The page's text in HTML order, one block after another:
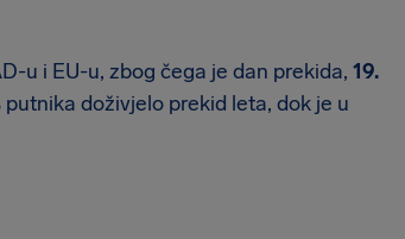
u i EU-u, zbog čega je dan prekida, 19.
doživjelo prekid leta, dok je u